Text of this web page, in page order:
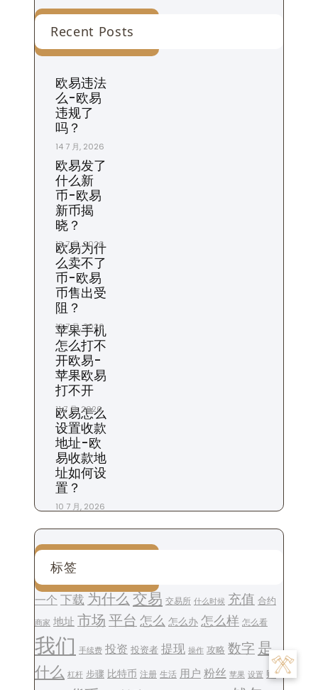
Recent Posts
欧易违法
么-欧易
违规了
吗？
14 7 月, 2026
欧易发了
什么新
币-欧易
新币揭
晓？
13 7 月, 2026
欧易为什
么卖不了
币-欧易
币售出受
阻？
12 7 月, 2026
苹果手机
怎么打不
开欧易-
苹果欧易
打不开
11 7 月, 2026
欧易怎么
设置收款
地址-欧
易收款地
址如何设
置？
10 7 月, 2026
标签
一个 下载 为什么 交易 交易所 什么时候 充值 合约
商家 地址 市场 平台 怎么 怎么办 怎么样 怎么看
我们 手续费 投资 投资者 提现 操作 攻略 数字 是
什么 杠杆 步骤 比特币 注册 生活 用户 粉丝 苹果 设置 账